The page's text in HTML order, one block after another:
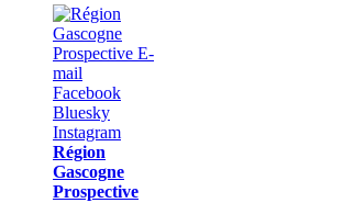
Région
Gascogne
Prospective